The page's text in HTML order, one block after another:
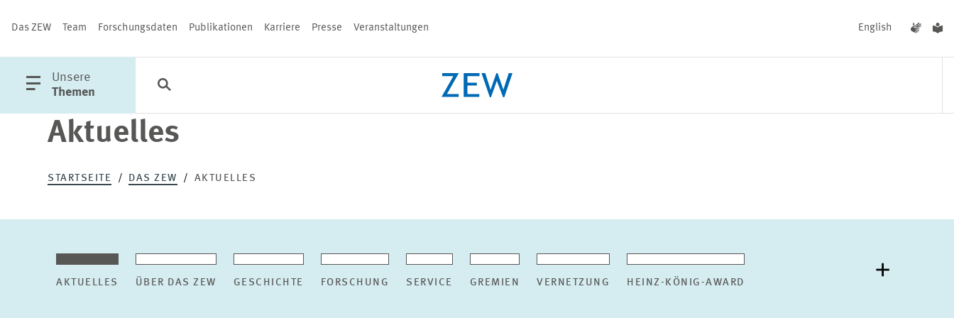
Das ZEW Team Forschungsdaten Publikationen Karriere Presse Veranstaltungen English
öffne
Hauptmenü
Unsere
Themen
Kategorien
Schließen
Aktuelles
STARTSEITE DAS ZEW AKTUELLES
AKTUELLES ÜBER DAS ZEW GESCHICHTE FORSCHUNG SERVICE GREMIEN VERNETZUNG HEINZ-KÖNIG-AWARD